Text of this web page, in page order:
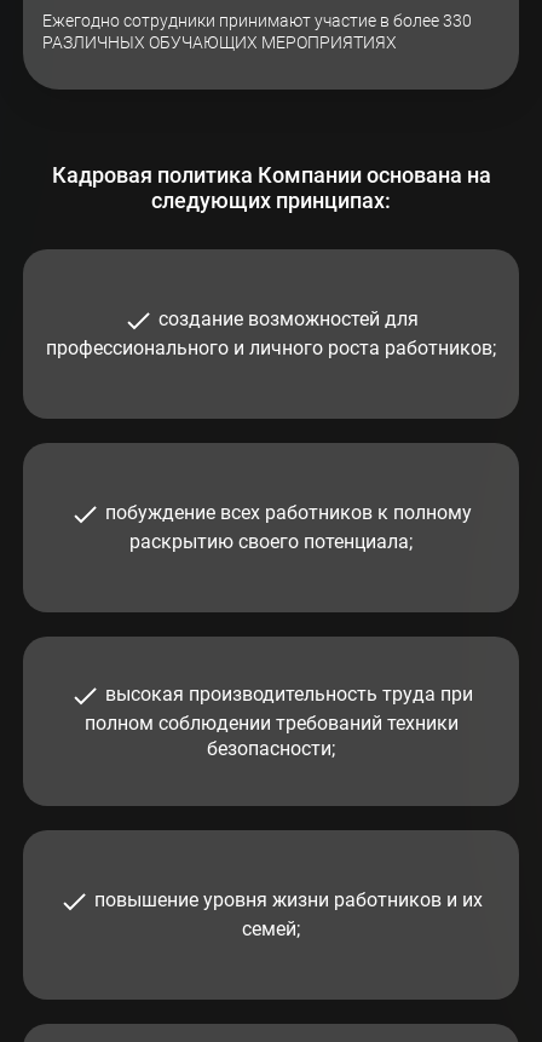
Ежегодно сотрудники принимают участие в более 330
РАЗЛИЧНЫХ ОБУЧАЮЩИХ МЕРОПРИЯТИЯХ
Кадровая политика Компании основана на
следующих принципах:
создание возможностей для
профессионального и личного роста работников;
побуждение всех работников к полному
раскрытию своего потенциала;
высокая производительность труда при
полном соблюдении требований техники
безопасности;
повышение уровня жизни работников и их
семей;